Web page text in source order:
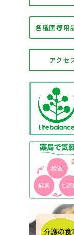
各種医療用
アクセ